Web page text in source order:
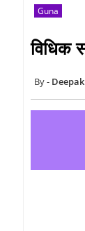
Guna
विधिक
Deepak